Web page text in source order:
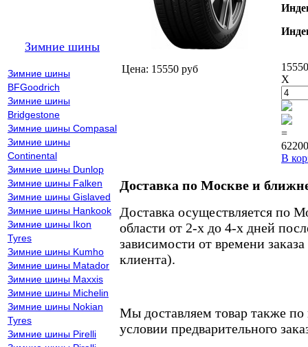
Зимние шины
Зимние шины
BFGoodrich
Зимние шины
Bridgestone
Зимние шины Compasal
Зимние шины
Continental
Зимние шины Dunlop
Зимние шины Falken
Зимние шины Gislaved
Зимние шины Hankook
Зимние шины Ikon
Tyres
Зимние шины Kumho
Зимние шины Matador
Зимние шины Maxxis
Зимние шины Michelin
Зимние шины Nokian
Tyres
Зимние шины Pirelli
Цена: 15550 руб
X
=
В
Доставка по Москве и
Доставка осуществляется по
области от 2-х до 4-х дней
зависимости от времени
клиента).
Мы доставляем товар также
условии предварительного